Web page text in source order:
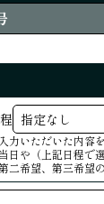
力いただいた内容
日や（上記日程で
二希望、第三希望